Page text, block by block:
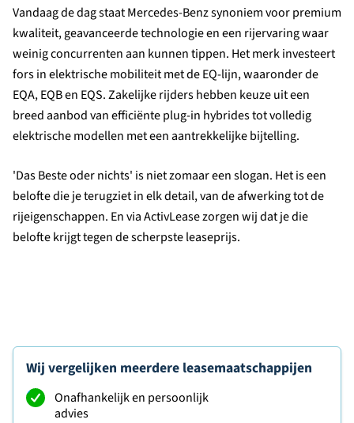
Vandaag de dag staat Mercedes-Benz synoniem voor premium
kwaliteit, geavanceerde technologie en een rijervaring waar
weinig concurrenten aan kunnen tippen. Het merk investeert
fors in elektrische mobiliteit met de EQ-lijn, waaronder de
EQA, EQB en EQS. Zakelijke rijders hebben keuze uit een
breed aanbod van efficiënte plug-in hybrides tot volledig
elektrische modellen met een aantrekkelijke bijtelling.
'Das Beste oder nichts' is niet zomaar een slogan. Het is een
belofte die je terugziet in elk detail, van de afwerking tot de
rijeigenschappen. En via ActivLease zorgen wij dat je die
belofte krijgt tegen de scherpste leaseprijs.
Wij vergelijken meerdere leasemaatschappijen
Onafhankelijk en persoonlijk
advies